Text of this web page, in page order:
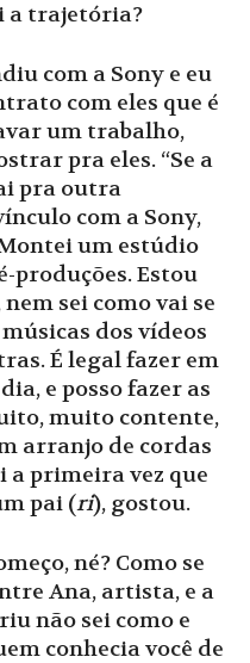
a trajetória?
com a Sony e eu
com eles que é
um trabalho,
pra eles. “Se a
pra outra
com a Sony,
um estúdio
produções. Estou
sei como vai se
dos vídeos
É legal fazer em
e posso fazer as
muito contente,
arranjo de cordas
a primeira vez que
pai (ri), gostou.
né? Como se
Ana, artista, e a
não sei como e
conhecia você de